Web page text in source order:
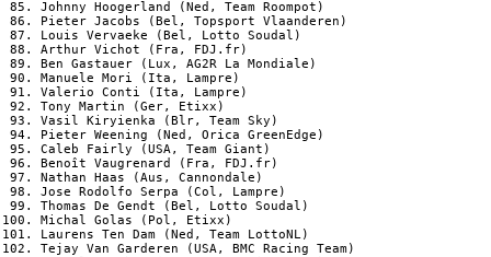
85. Johnny Hoogerland (Ned, Team Roompot)
86. Pieter Jacobs (Bel, Topsport Vlaanderen)
87. Louis Vervaeke (Bel, Lotto Soudal)
88. Arthur Vichot (Fra, FDJ.fr)
89. Ben Gastauer (Lux, AG2R La Mondiale)
90. Manuele Mori (Ita, Lampre)
91. Valerio Conti (Ita, Lampre)
92. Tony Martin (Ger, Etixx)
93. Vasil Kiryienka (Blr, Team Sky)
94. Pieter Weening (Ned, Orica GreenEdge)
95. Caleb Fairly (USA, Team Giant)
96. Benoît Vaugrenard (Fra, FDJ.fr)
97. Nathan Haas (Aus, Cannondale)
98. Jose Rodolfo Serpa (Col, Lampre)
99. Thomas De Gendt (Bel, Lotto Soudal)
100. Michal Golas (Pol, Etixx)
101. Laurens Ten Dam (Ned, Team LottoNL)
102. Tejay Van Garderen (USA, BMC Racing Team)